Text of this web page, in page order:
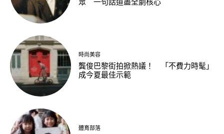
眾 一句話道盡全劇核心
時尚美容
龔俊巴黎街拍掀熱議！ 「不費力時髦」
成今夏最佳示範
體育部落